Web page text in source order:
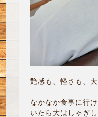
艶感も、軽さも、
なかなか食事に行
いたら大はしゃぎ